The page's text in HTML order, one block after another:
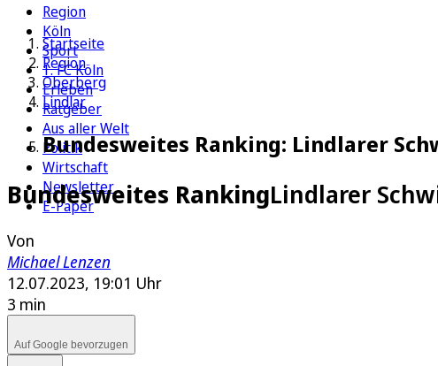
Region
Köln
Sport
1. FC Köln
Erleben
Ratgeber
Aus aller Welt
Politik
Wirtschaft
Newsletter
E-Paper
Startseite
Region
Oberberg
Lindlar
Bundesweites Ranking: Lindlarer
Bundesweites RankingLindlarer
Von
Michael Lenzen
12.07.2023, 19:01 Uhr
3 min
Auf Google bevorzugen